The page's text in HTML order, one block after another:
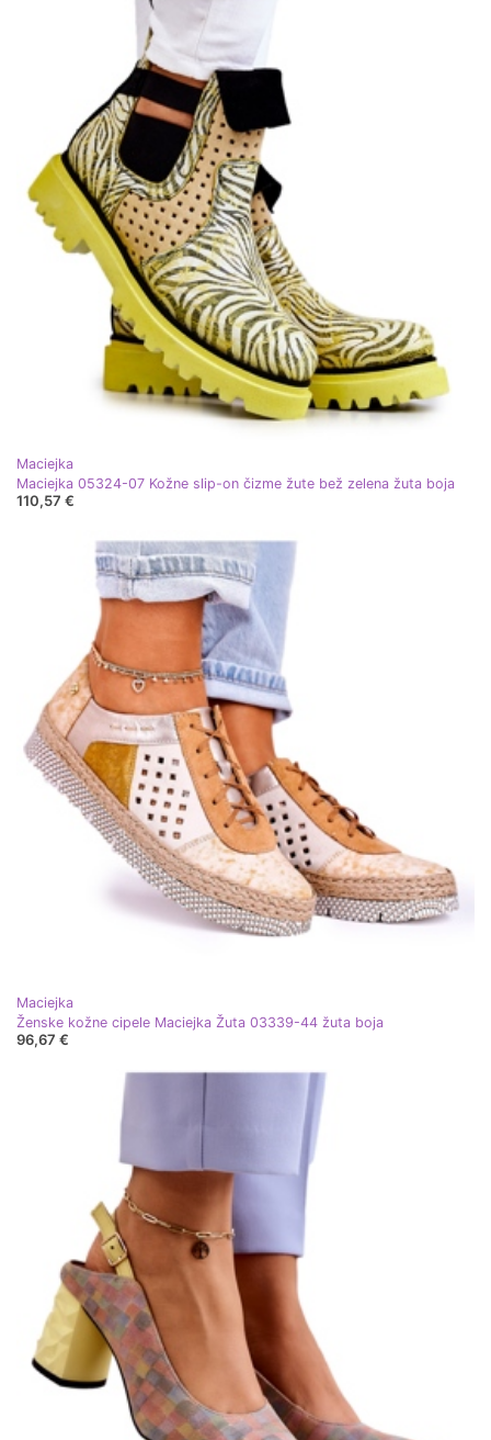
Maciejka
Maciejka 05324-07 Kožne slip-on čizme žute bež zelena žuta boja
110,57 €
Maciejka
Ženske kožne cipele Maciejka Žuta 03339-44 žuta boja
96,67 €